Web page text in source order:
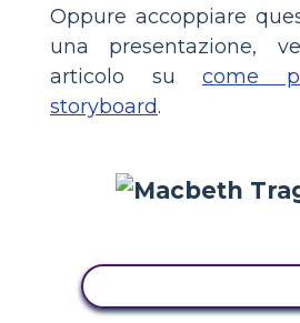
Oppure accoppiare
una presentazione,
articolo su come
storyboard.